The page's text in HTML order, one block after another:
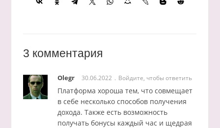
3 комментария
Olegr 30.06.2022 Войдите, чтобы ответить
Платформа хороша тем, что совмещает
в себе несколько способов получения
дохода. Также есть возможность
получать бонусы каждый час и щедрая